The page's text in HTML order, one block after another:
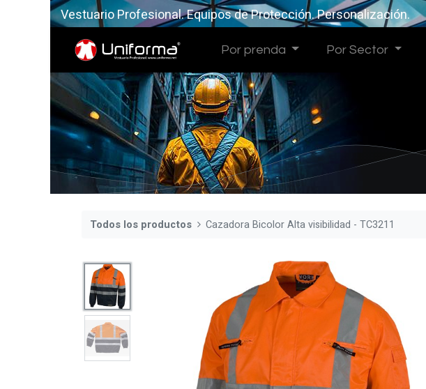
Vestuario Profesional. Equipos de Protección. Personalización.
Por prenda Por Sector
Todos los productos Cazadora Bicolor Alta visibilidad - TC3211